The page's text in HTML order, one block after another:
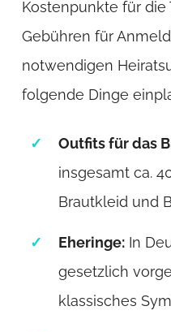
Kostenpunkte für die
Gebühren für
notwendigen
folgende Dinge
Outfits für das
insgesamt ca.
Brautkleid und
Eheringe:In
gesetzlich
klassisches